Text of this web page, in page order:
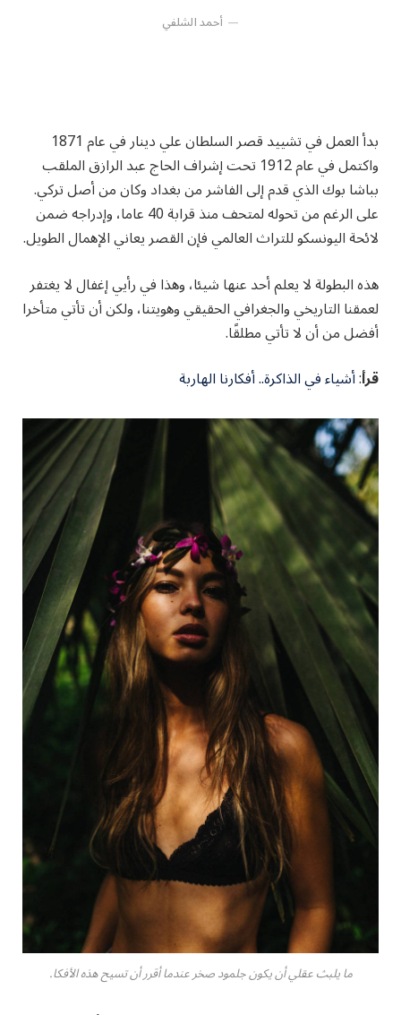
أحمد الشلفي
بدأ العمل في تشييد قصر السلطان علي دينار في عام 1871
واكتمل في عام 1912 تحت إشراف الحاج عبد الرازق الملقب
بباشا بوك الذي قدم إلى الفاشر من بغداد وكان من أصل تركي.
على الرغم من تحوله لمتحف منذ قرابة 40 عاما، وإدراجه ضمن
لائحة اليونسكو للتراث العالمي فإن القصر يعاني الإهمال الطويل.
هذه البطولة لا يعلم أحد عنها شيئا، وهذا في رأيي إغفال لا يغتفر
لعمقنا التاريخي والجغرافي الحقيقي وهويتنا، ولكن أن تأتي متأخرا
أفضل من أن لا تأتي مطلقًا.
قرأ:أشياء في الذاكرة.. أفكارنا الهاربة
ما يلبث عقلي أن يكون جلمود صخر عندما أقرر أن تسيح هذه الأفكا.